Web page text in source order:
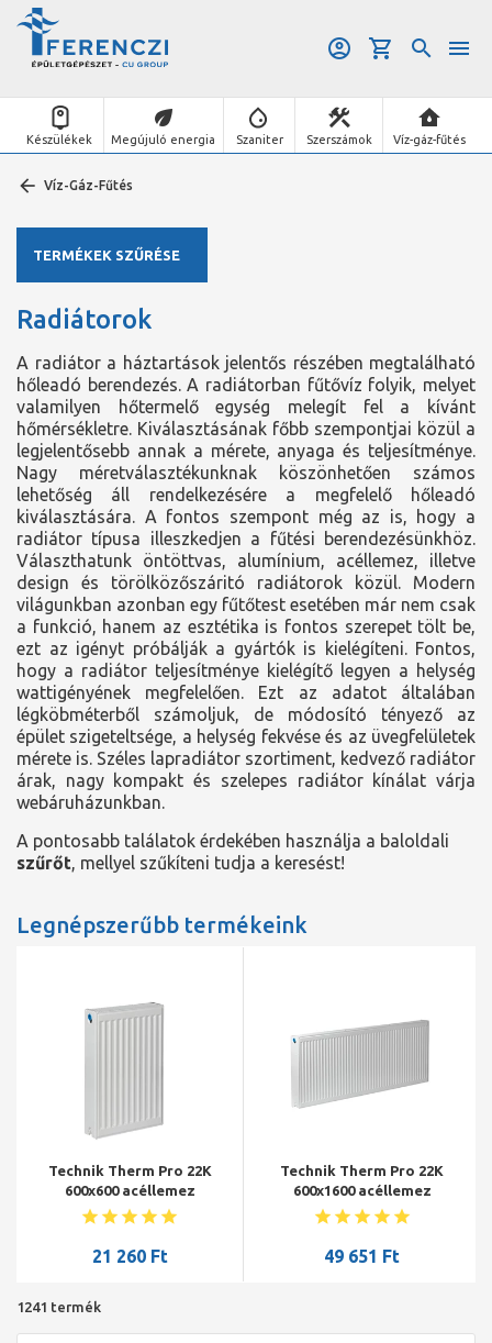
Készülékek Megújuló energia Szaniter Szerszámok Víz-gáz-fűtés
Víz-Gáz-Fűtés
Radiátorok
A radiátor a háztartások jelentős részében megtalálható
hőleadó berendezés. A radiátorban fűtővíz folyik, melyet
valamilyen hőtermelő egység melegít fel a kívánt
hőmérsékletre. Kiválasztásának főbb szempontjai közül a
legjelentősebb annak a mérete, anyaga és teljesítménye.
Nagy méretválasztékunknak köszönhetően számos
lehetőség áll rendelkezésére a megfelelő hőleadó
kiválasztására. A fontos szempont még az is, hogy a
radiátor típusa illeszkedjen a fűtési berendezésünkhöz.
Választhatunk öntöttvas, alumínium, acéllemez, illetve
design és törölközőszáritó radiátorok közül. Modern
világunkban azonban egy fűtőtest esetében már nem csak
a funkció, hanem az esztétika is fontos szerepet tölt be,
ezt az igényt próbálják a gyártók is kielégíteni. Fontos,
hogy a radiátor teljesítménye kielégítő legyen a helység
wattigényének megfelelően. Ezt az adatot általában
légköbméterből számoljuk, de módosító tényező az
épület szigeteltsége, a helység fekvése és az üvegfelületek
mérete is. Széles lapradiátor szortiment, kedvező radiátor
árak, nagy kompakt és szelepes radiátor kínálat várja
webáruházunkban.
A pontosabb találatok érdekében használja a baloldali
szűrőt, mellyel szűkíteni tudja a keresést!
Legnépszerűbb termékeink
Technik Therm Pro 22K
600x600 acéllemez
radiátor
21 260 Ft
Technik Therm Pro 22K
600x1600 acéllemez
radiátor
49 651 Ft
1241 termék
TERMÉKEK SZŰRÉSE